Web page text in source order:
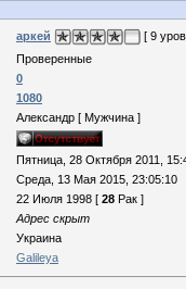
аркей
[ 9
Проверенные
0
1080
Александр [ Мужчина ]
Пятница, 28 Октября 2011,
Среда, 13 Мая 2015, 23:05:10
22 Июля 1998 [ 28 Рак ]
Адрес скрыт
Украина
Galileya